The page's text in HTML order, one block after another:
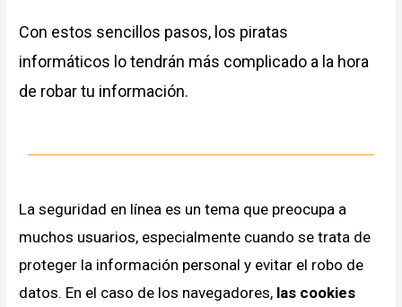
Con estos sencillos pasos, los piratas
informáticos lo tendrán más complicado a la hora
de robar tu información.
La seguridad en línea es un tema que preocupa a
muchos usuarios, especialmente cuando se trata de
proteger la información personal y evitar el robo de
datos. En el caso de los navegadores, las cookies